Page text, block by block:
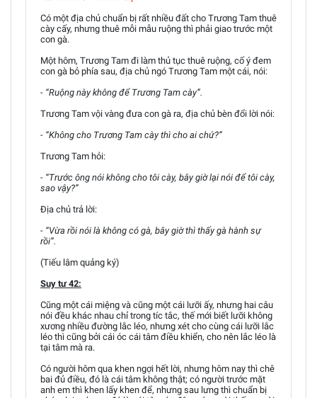
Có một địa chủ chuẩn bị rất nhiều đất cho Trương Tam thuê
cày cấy, nhưng thuê mỗi mẫu ruộng thì phải giao trước một
con gà.
Một hôm, Trương Tam đi làm thủ tục thuê ruộng, cố ý đem
con gà bỏ phía sau, địa chủ ngó Trương Tam một cái, nói:
- “Ruộng này không để Trương Tam cày”.
Trương Tam vội vàng đưa con gà ra, địa chủ bèn đổi lời nói:
- “Không cho Trương Tam cày thì cho ai chứ?”
Trương Tam hỏi:
- “Trước ông nói không cho tôi cày, bây giờ lại nói để tôi cày,
sao vậy?”
Địa chủ trả lời:
- “Vừa rồi nói là không có gà, bây giờ thì thấy gà hành sự
rồi”.
(Tiếu lâm quảng ký)
Suy tư 42:
Cũng một cái miệng và cũng một cái lưỡi ấy, nhưng hai câu
nói đều khác nhau chỉ trong tíc tắc, thế mới biết lưỡi không
xương nhiều đường lắc léo, nhưng xét cho cùng cái lưỡi lắc
léo thì cũng bởi cái óc cái tâm điều khiển, cho nên lắc léo là
tại tâm mà ra.
Có người hôm qua khen ngợi hết lời, nhưng hôm nay thì chê
bai đủ điều, đó là cái tâm không thật; có người trước mặt
anh em thì khen lấy khen để, nhưng sau lưng thì chuẩn bị